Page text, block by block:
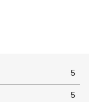
5
5